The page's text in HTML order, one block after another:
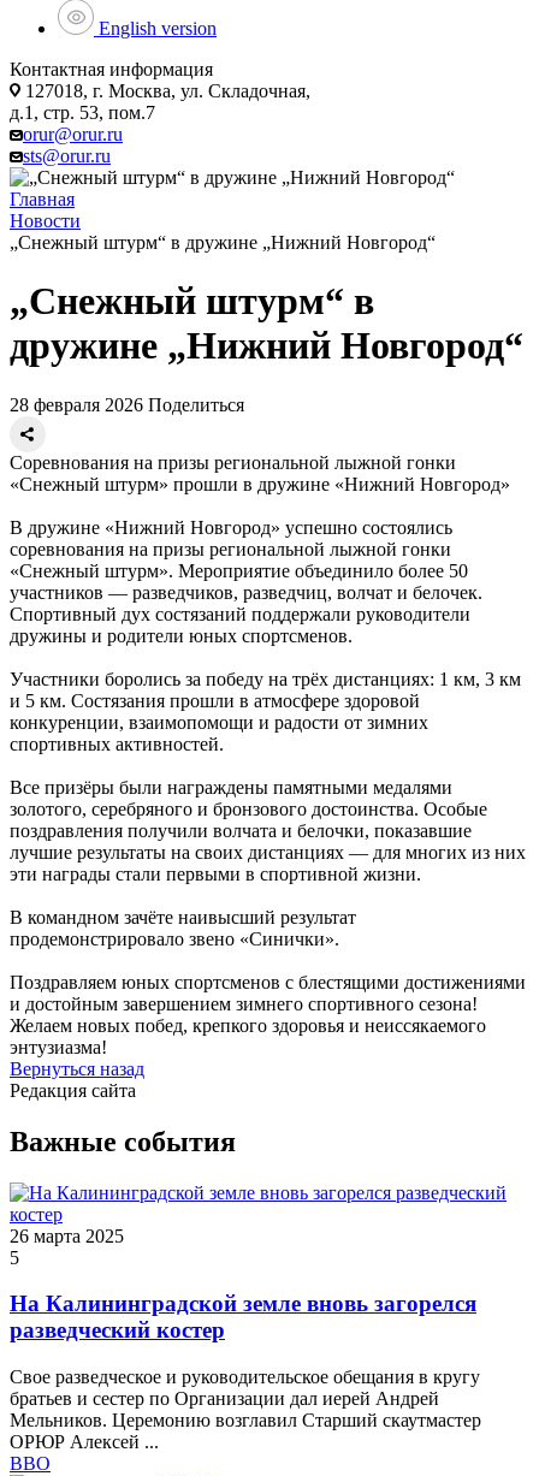
English version
Контактная информация
127018, г. Москва, ул. Складочная,
д.1, стр. 53, пом.7
orur@orur.ru
sts@orur.ru
Главная
Новости
„Снежный штурм“ в дружине „Нижний Новгород“
„Снежный штурм“ в
дружине „Нижний Новгород“
28 февраля 2026 Поделиться
Соревнования на призы региональной лыжной гонки
«Снежный штурм» прошли в дружине «Нижний Новгород»
В дружине «Нижний Новгород» успешно состоялись
соревнования на призы региональной лыжной гонки
«Снежный штурм». Мероприятие объединило более 50
участников — разведчиков, разведчиц, волчат и белочек.
Спортивный дух состязаний поддержали руководители
дружины и родители юных спортсменов.
Участники боролись за победу на трёх дистанциях: 1 км, 3 км
и 5 км. Состязания прошли в атмосфере здоровой
конкуренции, взаимопомощи и радости от зимних
спортивных активностей.
Все призёры были награждены памятными медалями
золотого, серебряного и бронзового достоинства. Особые
поздравления получили волчата и белочки, показавшие
лучшие результаты на своих дистанциях — для многих из них
эти награды стали первыми в спортивной жизни.
В командном зачёте наивысший результат
продемонстрировало звено «Синички».
Поздравляем юных спортсменов с блестящими достижениями
и достойным завершением зимнего спортивного сезона!
Желаем новых побед, крепкого здоровья и неиссякаемого
энтузиазма!
Вернуться назад
Редакция сайта
Важные события
26 марта 2025
5
На Калининградской земле вновь загорелся
разведческий костер
Свое разведческое и руководительское обещания в кругу
братьев и сестер по Организации дал иерей Андрей
Мельников. Церемонию возглавил Старший скаутмастер
ОРЮР Алексей ...
ВВО